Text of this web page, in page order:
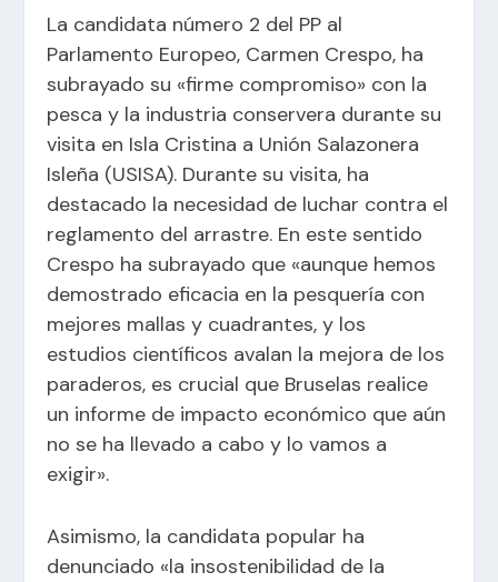
La candidata número 2 del PP al
Parlamento Europeo, Carmen Crespo, ha
subrayado su «firme compromiso» con la
pesca y la industria conservera durante su
visita en Isla Cristina a Unión Salazonera
Isleña (USISA). Durante su visita, ha
destacado la necesidad de luchar contra el
reglamento del arrastre. En este sentido
Crespo ha subrayado que «aunque hemos
demostrado eficacia en la pesquería con
mejores mallas y cuadrantes, y los
estudios científicos avalan la mejora de los
paraderos, es crucial que Bruselas realice
un informe de impacto económico que aún
no se ha llevado a cabo y lo vamos a
exigir».
Asimismo, la candidata popular ha
denunciado «la insostenibilidad de la